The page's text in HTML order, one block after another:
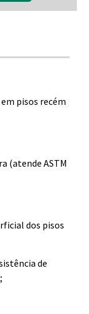
pisos recém
(atende ASTM
dos pisos
de